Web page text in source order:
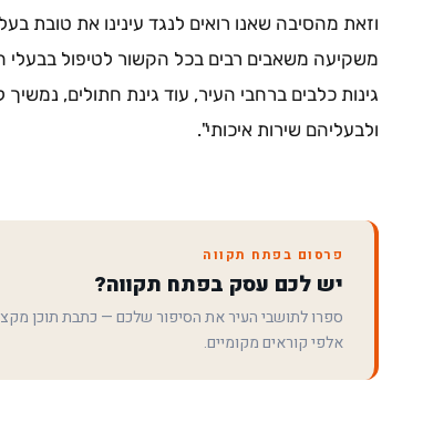
וזאת מהסיבה שאנו רואים לנגד עינינו את טובת
משקיעה משאבים רבים בכל הקשור לטיפול בבעלי
גינות כלבים ברחבי העיר, עוד גינת חתולים,
ולבעליהם שירות איכותי".
פרסום בפתח תקווה
יש לכם עסק בפתח תקווה?
ספרו לתושבי העיר את הסיפור שלכם — כתבת תוכן
אלפי קוראים מקומיים.